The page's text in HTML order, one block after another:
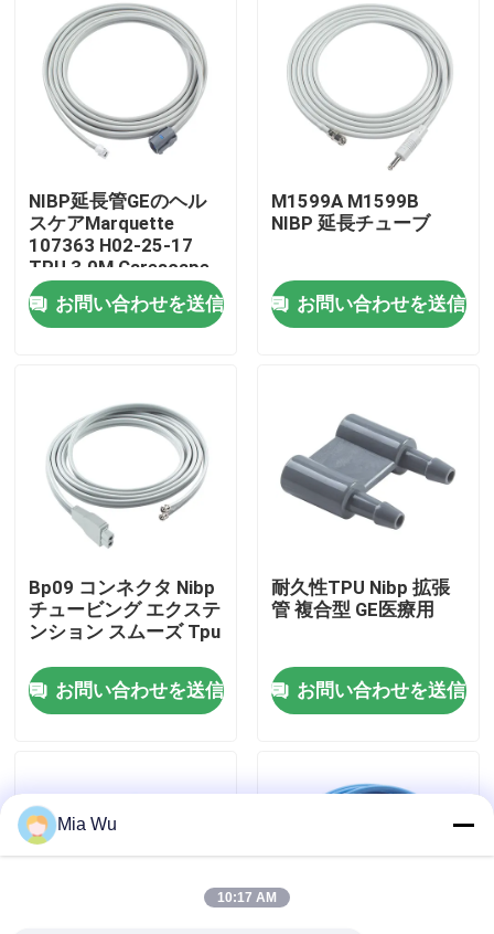
家
私達について
工場旅行
私達に連絡しなさい
ニュース
引用を要求しなさい
NIBP延長管GEのヘル
スケアMarquette
107363 H02-25-17
TPU 3.0M Carescape
B650 V100
お問い合わせを送信
M1599A M1599B
NIBP 延長チューブ
お問い合わせを送信
Bp09 コンネクタ Nibp
チュービング エクステ
ンション スムーズ Tpu
お問い合わせを送信
耐久性TPU Nibp 拡張
管 複合型 GE医療用
お問い合わせを送信
Mia Wu
10:17 AM